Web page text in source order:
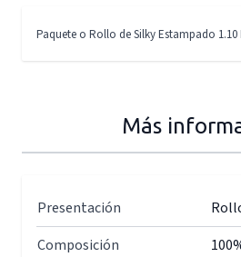
Paquete o Rollo de Silky Estampado
Más
Presentación
Composición